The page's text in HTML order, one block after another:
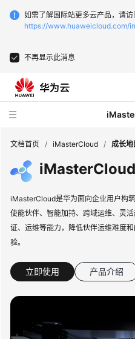
如需了解国际站更多云产品，请访
https://www.huaweicloud.com/
不再显示此消息
最
新
动
态
品
介
号
文档首页 / iMasterCloud / 成长地
iMasterCloud
iMasterCloud是华为面向企业用户构
使能伙伴、智能加持、跨域运维、灵
证、运维等能力，降低伙伴运维难度
验。
立即使用 产品介绍